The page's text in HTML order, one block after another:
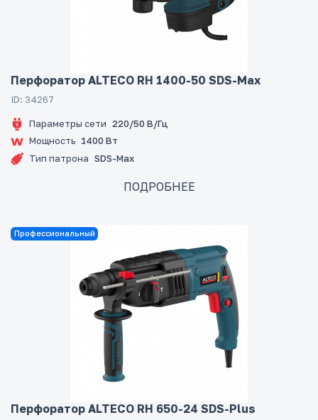
Перфоратор ALTECO RH 1400-50 SDS-Max
ID: 34267
Параметры сети 220/50 В/Гц
Мощность 1400 Вт
Тип патрона SDS-Max
ПОДРОБНЕЕ
Профессиональный
Перфоратор ALTECO RH 650-24 SDS-Plus